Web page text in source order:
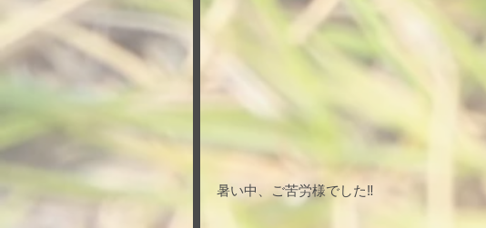
暑い中、ご苦労様でした‼︎